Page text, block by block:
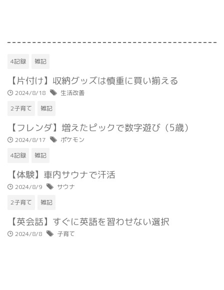
4記録 雑記
【片付け】収納グッズは慎重に買い揃える
2024/8/18
生活改善
2子育て
雑記
【フレンダ】増えたピックで数字遊び（5歳）
2024/8/17
ポケモン
4記録
雑記
【体験】車内サウナで汗活
2024/8/9
サウナ
2子育て
雑記
【英会話】すぐに英語を習わせない選択
2024/8/8 子育て